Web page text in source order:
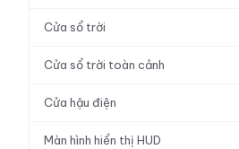
Cửa sổ trời
Cửa sổ trời toàn cảnh
Cửa hậu điện
Màn hình hiển thị HUD